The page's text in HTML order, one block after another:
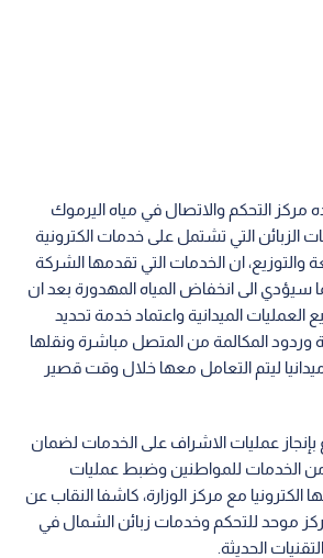
مركز التحكم والاتصال في مياه اليرموك
الزبائن التي تشتمل على خدمات الكترونية
والتوزيع، ان الخدمات التي تقدمها الشركة
سيؤدي الى انخفاض المياه المهدورة بعد ان
العمليات الميدانية واعتماد خدمة تحديد
وردود المكالمة من المتصل مباشرة ونقلها
ليتم التعامل معها خلال وقت قصير
بإنجاز عمليات الاشراف على الخدمات لضمان
الخدمات للمواطنين وضبط عمليات
الكترونيا مع مركز الوزارة، كاشفا النقاب عن
مركز موحد للتحكم وخدمات زبائن الشمال في
الحديثة.